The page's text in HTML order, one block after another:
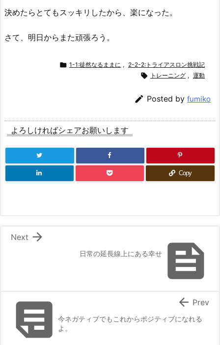
決めたらとてもスッキリしたから、楽になった。
さて、明日からまた頑張ろう。
 1-1:徒然なるままに , 2-2-2:トライアスロン挑戦記
 トレーニング , 運動
 Posted by fumiko
よろしければシェアお願いします
Copy

日常の延長線上にある幸せ

Next
今ネガティブでもこれからポジティブになれる
よ。
 Prev